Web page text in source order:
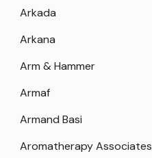
Arkada
Arkana
Arm & Hammer
Armaf
Armand Basi
Aromatherapy Associates